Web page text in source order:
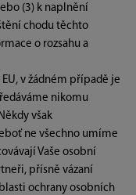
(3) k naplnění
chodu těchto
o rozsahu a
v žádném případě je
nikomu
však
ne všechno umíme
Vaše osobní
přísně vázaní
ochrany osobních